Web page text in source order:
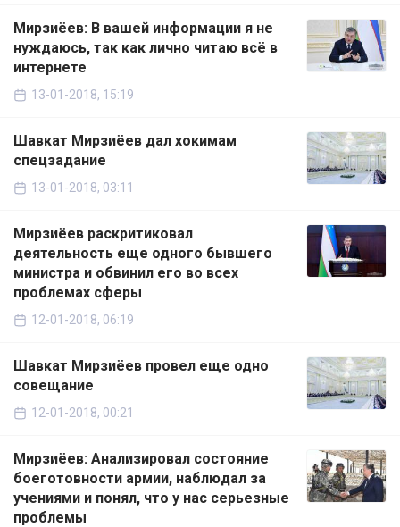
Мирзиёев: В вашей информации я не
нуждаюсь, так как лично читаю всё в
интернете
13-01-2018, 15:19
Шавкат Мирзиёев дал хокимам
спецзадание
13-01-2018, 03:11
Мирзиёев раскритиковал
деятельность еще одного бывшего
министра и обвинил его во всех
проблемах сферы
12-01-2018, 06:19
Шавкат Мирзиёев провел еще одно
совещание
12-01-2018, 00:21
Мирзиёев: Анализировал состояние
боеготовности армии, наблюдал за
учениями и понял, что у нас серьезные
проблемы